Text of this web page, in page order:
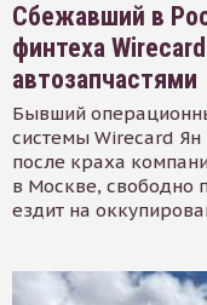
Сбежавший в
финтеха
автозапчастями
Бывший
системы Wirecard
после краха
в Москве, свободно
ездит на